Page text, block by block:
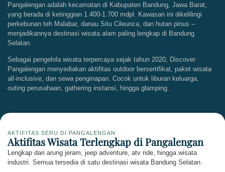
Pangalengan adalah kecamatan di Kabupaten Bandung, Jawa Barat,
yang berada di ketinggian 1.400-1.700 mdpl. Kawasan ini dikelilingi
perkebunan teh Malabar, danau Situ Cileunca, dan hutan pinus –
menjadikannya destinasi wisata alam paling lengkap di Bandung
Selatan.
Sebagai pengelola wisata terpercaya sejak tahun 2020, Discover
Pangalengan menyediakan aktifitas outdoor bersertifikat, paket wisata
all-inclusive, dan sewa penginapan. Cocok untuk liburan keluarga,
outing perusahaan, gathering instansi, hingga glamping.
AKTIFITAS SERU DI PANGALENGAN
Aktifitas Wisata Terlengkap di Pangalengan
Lengkap dari arung jeram, jeep adventure, atv ride, hingga wisata
industri. Semua tersedia di satu destinasi wisata Bandung Selatan.